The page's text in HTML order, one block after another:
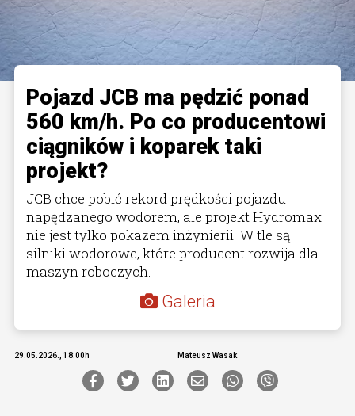
Pojazd JCB ma pędzić ponad
560 km/h. Po co producentowi
ciągników i koparek taki
projekt?
JCB chce pobić rekord prędkości pojazdu
napędzanego wodorem, ale projekt Hydromax
nie jest tylko pokazem inżynierii. W tle są
silniki wodorowe, które producent rozwija dla
maszyn roboczych.
Galeria
29.05.2026., 18:00h Mateusz Wasak